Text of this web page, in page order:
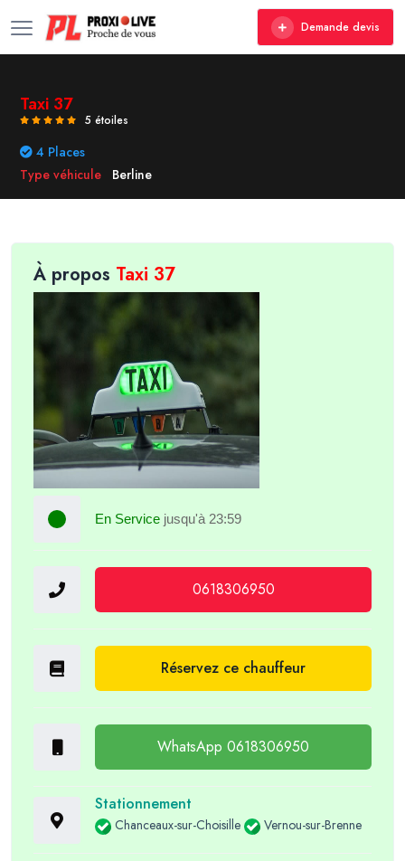
Demande devis
Taxi 37
5 étoiles
4 Places
Type véhicule
Berline
À propos Taxi 37
En Service jusqu'à 23:59
0618306950
Réservez ce chauffeur
WhatsApp 0618306950
Stationnement
Chanceaux-sur-Choisille Vernou-sur-Brenne